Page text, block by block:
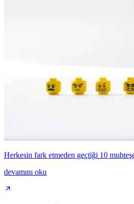
Herkesin fark etmeden geçtiği 10
devamını oku